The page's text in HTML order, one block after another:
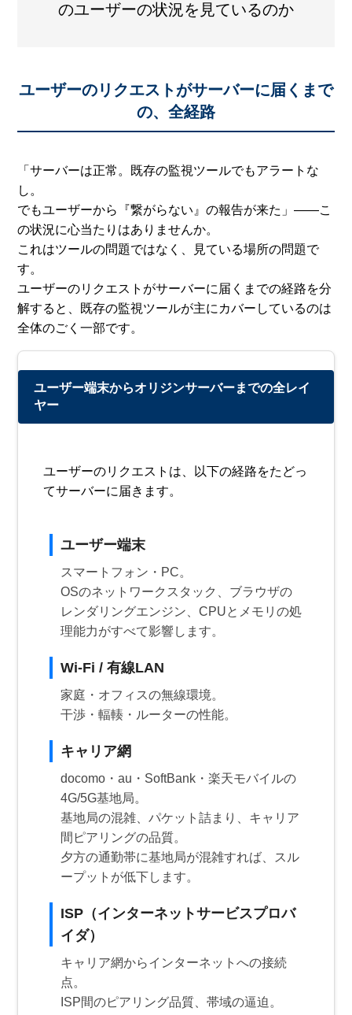
のユーザーの状況を見ているのか
ユーザーのリクエストがサーバーに届くまで
の、全経路
「サーバーは正常。既存の監視ツールでもアラートな
し。
でもユーザーから『繋がらない』の報告が来た」——こ
の状況に心当たりはありませんか。
これはツールの問題ではなく、見ている場所の問題で
す。
ユーザーのリクエストがサーバーに届くまでの経路を分
解すると、既存の監視ツールが主にカバーしているのは
全体のごく一部です。
ユーザー端末からオリジンサーバーまでの全レイ
ヤー
ユーザーのリクエストは、以下の経路をたどっ
てサーバーに届きます。
ユーザー端末
スマートフォン・PC。
OSのネットワークスタック、ブラウザの
レンダリングエンジン、CPUとメモリの処
理能力がすべて影響します。
Wi-Fi / 有線LAN
家庭・オフィスの無線環境。
干渉・輻輳・ルーターの性能。
キャリア網
docomo・au・SoftBank・楽天モバイルの
4G/5G基地局。
基地局の混雑、パケット詰まり、キャリア
間ピアリングの品質。
夕方の通勤帯に基地局が混雑すれば、スル
ープットが低下します。
ISP（インターネットサービスプロバ
イダ）
キャリア網からインターネットへの接続
点。
ISP間のピアリング品質、帯域の逼迫。